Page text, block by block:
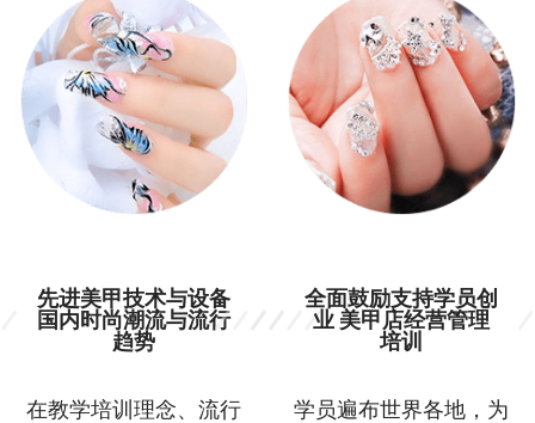
先进美甲技术与设备
国内时尚潮流与流行
趋势
在教学培训理念、流行
全面鼓励支持学员创
业 美甲店经营管理
培训
学员遍布世界各地，为